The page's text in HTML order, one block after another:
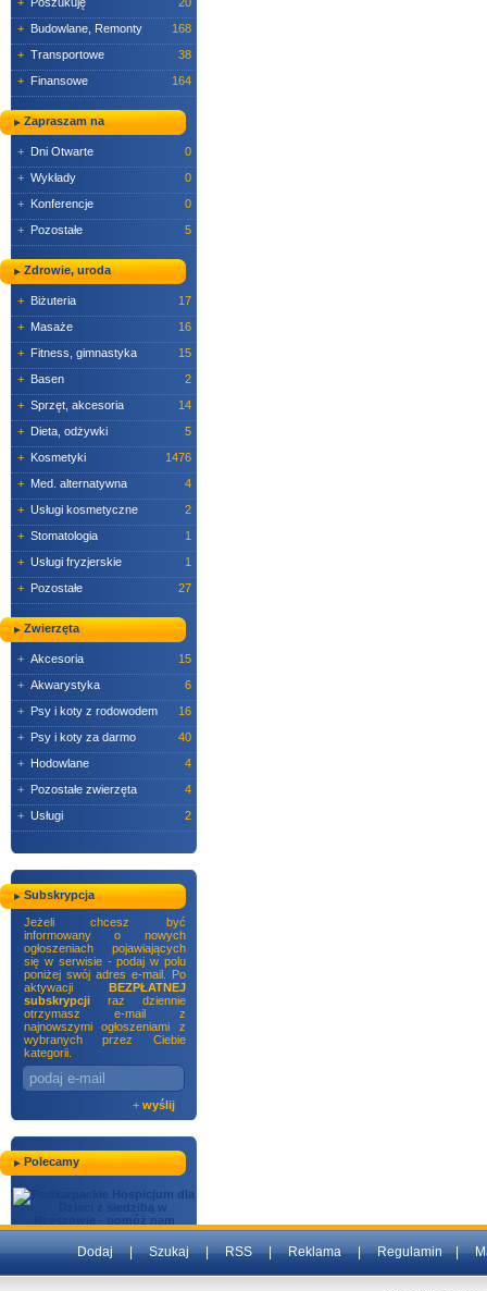
+ Budowlane, Remonty
168
+ Transportowe
38
+ Finansowe 164
Zapraszam na
+ Dni Otwarte
0
+ Wykłady
0
+ Konferencje
0
+ Pozostałe 5
Zdrowie, uroda
+ Biżuteria
17
+ Masaże
16
+ Fitness, gimnastyka
15
+ Basen
2
+ Sprzęt, akcesoria
14
+ Dieta, odżywki
5
+ Kosmetyki
1476
+ Med. alternatywna
4
+ Usługi kosmetyczne
2
+ Stomatologia
1
+ Usługi fryzjerskie
1
+ Pozostałe 27
Zwierzęta
+ Akcesoria
15
+ Akwarystyka
6
+ Psy i koty z rodowodem
16
+ Psy i koty za darmo
40
+ Hodowlane
4
+ Pozostałe zwierzęta
4
+ Usługi 2
Subskrypcja
Jeżeli chcesz być
informowany o nowych
ogłoszeniach pojawiających
się w serwisie - podaj w polu
poniżej swój adres e-mail. Po
aktywacji BEZPŁATNEJ
subskrypcji raz dziennie
otrzymasz e-mail z
najnowszymi ogłoszeniami z
wybranych przez Ciebie
kategorii.
+ wyślij
Polecamy
Dodaj|Szukaj|RSS|Reklama|Regulamin|